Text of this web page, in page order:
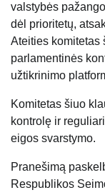
valstybės
dėl prioritetų,
Ateities komitetas
parlamentinės
užtikrinimo
Komitetas šiuo
kontrolę ir
eigos svarstymo.
Pranešimą
Respublikos